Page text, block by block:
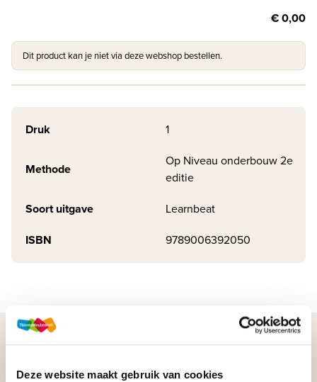
Deze website maakt gebruik van cookies
€ 0,00
Dit product kan je niet via deze webshop bestellen.
Druk 1
Methode
Op Niveau onderbouw 2e
editie
Soort uitgave
Learnbeat
ISBN
9789006392050
WIJ STAAN VOOR JE KLAAR!